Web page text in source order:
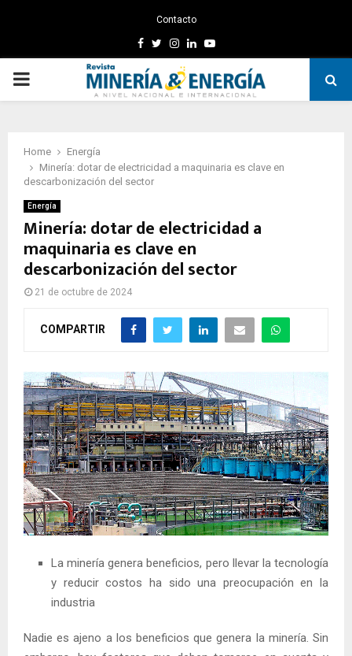
Contacto
Facebook
TwitterInstagram
LinkedinYoutube
PRIMARY
Home
Energía
Minería: dotar de electricidad a maquinaria es clave en
descarbonización del sector
Energía
Minería: dotar de electricidad a
maquinaria es clave en
descarbonización del sector
21 de octubre de 2024
COMPARTIR
La minería genera beneficios, pero llevar la tecnología
y reducir costos ha sido una preocupación en la
industria
Nadie es ajeno a los beneficios que genera la minería. Sin